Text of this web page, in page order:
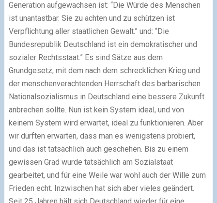
Generation aufgewachsen ist: “Die Würde des Menschen
ist unantastbar. Sie zu achten und zu schützen ist
Verpflichtung aller staatlichen Gewalt.” und: “Die
Bundesrepublik Deutschland ist ein demokratischer und
sozialer Rechtsstaat.” Es sind Sätze aus dem
Grundgesetz, mit dem nach dem schrecklichen Krieg und
der menschenverachtenden Herrschaft des barbarischen
Nationalsozialismus in Deutschland eine bessere Zukunft
anbrechen sollte. Nun ist kein System ideal, und von
keinem System wird erwartet, ideal zu funktionieren. Aber
wir durften erwarten, dass man es wenigstens probiert,
und das ist tatsächlich auch geschehen. Bis zu einem
gewissen Grad wurde tatsächlich am Sozialstaat
gearbeitet, und für eine Weile war wohl auch der Wille zum
Frieden echt. Inzwischen hat sich aber vieles geändert.